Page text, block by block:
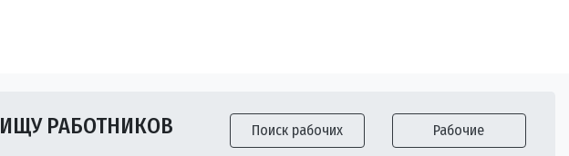
ИЩУ РАБОТНИКОВ Поиск рабочих Рабочие